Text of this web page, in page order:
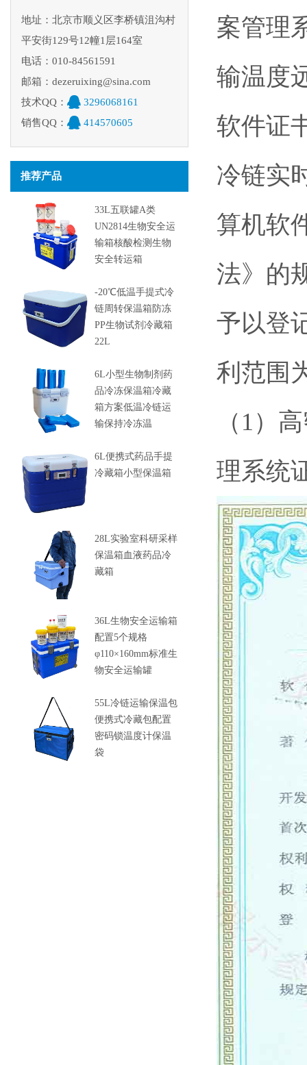
地址：北京市顺义区李桥镇沮沟村
平安街129号12幢1层164室
电话：010-84561591
邮箱：dezeruixing@sina.com
技术QQ：
3296068161
销售QQ：
414570605
推荐产品
33L五联罐A类
UN2814生物安全运
输箱核酸检测生物
安全转运箱
-20℃低温手提式冷
链周转保温箱防冻
PP生物试剂冷藏箱
22L
6L小型生物制剂药
品冷冻保温箱冷藏
箱方案低温冷链运
输保持冷冻温
6L便携式药品手提
冷藏箱小型保温箱
28L实验室科研采样
保温箱血液药品冷
藏箱
36L生物安全运输箱
配置5个规格
φ110×160mm标准生
物安全运输罐
55L冷链运输保温包
便携式冷藏包配置
密码锁温度计保温
袋
案管理
输温度
软件证
冷链实
算机软
法》的
予以登
利范围
（1）
理系统